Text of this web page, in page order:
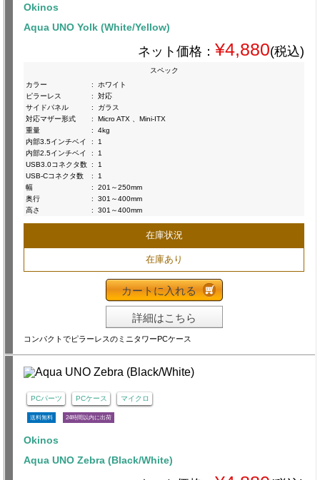
Okinos
Aqua UNO Yolk (White/Yellow)
ネット価格： ¥4,880(税込)
スペック
カラー
:
ホワイト
ピラーレス
:
対応
サイドパネル
:
ガラス
対応マザー形式
:
Micro ATX 、Mini-ITX
重量
:
4kg
内部3.5インチベイ
:
1
内部2.5インチベイ
:
1
USB3.0コネクタ数 :
1
USB-Cコネクタ数
:
1
幅
:
201～250mm
奥行
:
301～400mm
高さ
: 301～400mm
在庫状況
在庫あり
カートに入れる
詳細はこちら
コンパクトでピラーレスのミニタワーPCケース
PCパーツ PCケース マイクロ
送料無料 24時間以内に出荷
Okinos
Aqua UNO Zebra (Black/White)